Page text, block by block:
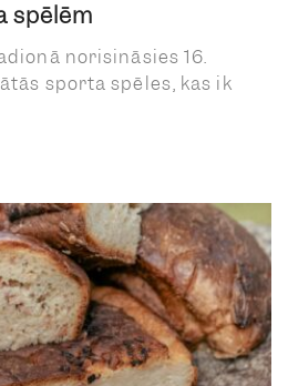
spēlēm
norisināsies 16.
sporta spēles, kas ik